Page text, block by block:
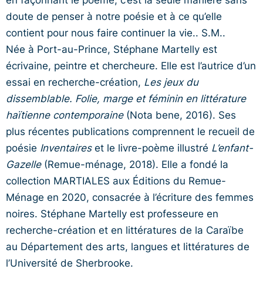
doute de penser à notre poésie et à ce qu’elle
contient pour nous faire continuer la vie.. S.M..
Née à Port-au-Prince, Stéphane Martelly est
écrivaine, peintre et chercheure. Elle est l’autrice d’un
essai en recherche-création, Les jeux du
dissemblable. Folie, marge et féminin en littérature
haïtienne contemporaine(Nota bene, 2016). Ses
plus récentes publications comprennent le recueil de
poésie Inventaireset le livre-poème illustré L’enfant-
Gazelle(Remue-ménage, 2018). Elle a fondé la
collection MARTIALES aux Éditions du Remue-
Ménage en 2020, consacrée à l’écriture des femmes
noires. Stéphane Martelly est professeure en
recherche-création et en littératures de la Caraïbe
au Département des arts, langues et littératures de
l’Université de Sherbrooke.